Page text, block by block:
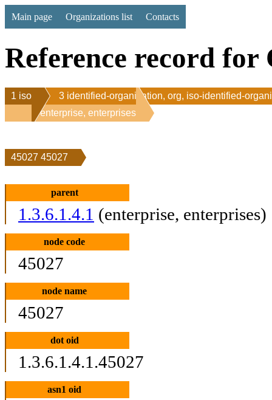
Main page Organizations list Contacts
Reference record for
1 iso
3 identified-organization, org, iso-identified-
1 enterprise, enterprises
45027 45027
parent
1.3.6.1.4.1 (enterprise, enterprises)
node code
45027
node name
45027
dot oid
1.3.6.1.4.1.45027
asn1 oid